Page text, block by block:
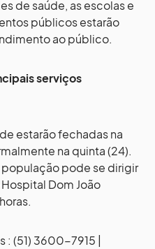
de saúde, as escolas e
públicos estarão
ao público.
serviços
estarão fechadas na
na quinta (24).
pode se dirigir
Hospital Dom João
: (51) 3600-7915 |